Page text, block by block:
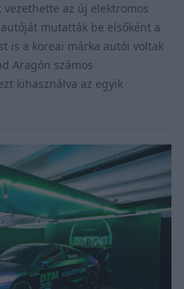
az új elektromos
mutatták be elsőként a
is a koreai márka autói voltak
Aragón számos
kihasználva az egyik